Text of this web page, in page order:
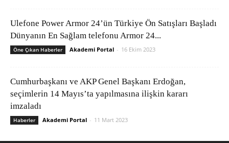
Ulefone Power Armor 24’ün Türkiye Ön Satışları Başladı
Dünyanın En Sağlam telefonu Armor 24...
Öne Çıkan Haberler Akademi Portal - 16 Ekim 2023
Cumhurbaşkanı ve AKP Genel Başkanı Erdoğan,
seçimlerin 14 Mayıs’ta yapılmasına ilişkin kararı
imzaladı
Haberler Akademi Portal - 11 Mart 2023